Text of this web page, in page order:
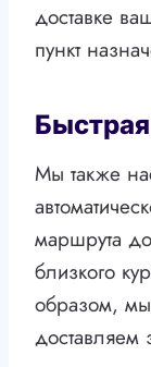
доставке
пункт
Мы также
маршрута
близкого
образом,
доставляем